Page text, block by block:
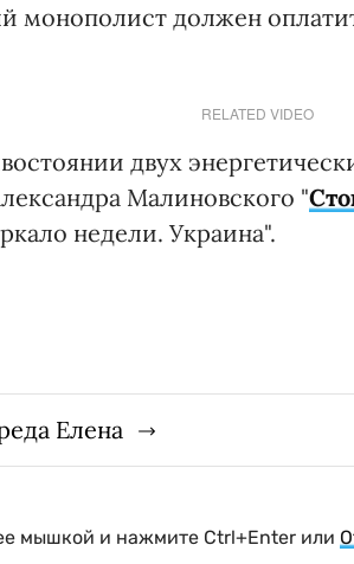
монополист должен
RELATED VIDEO
двух
Малиновского "
недели. Украина".
Елена
мышкой и нажмите Ctrl+Enter или